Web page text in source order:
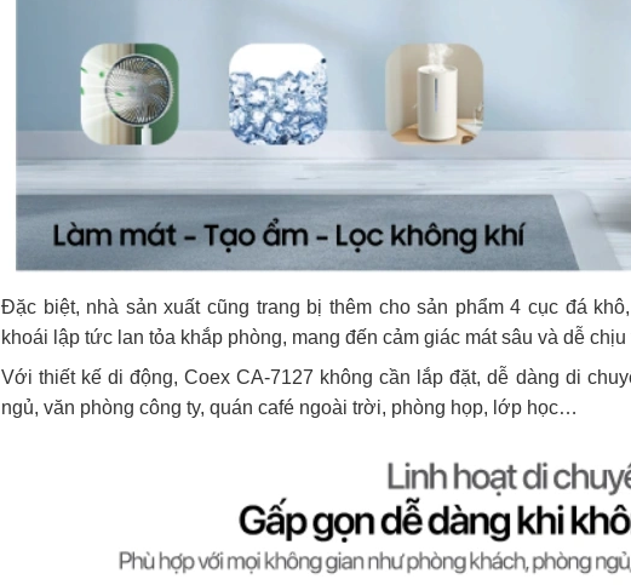
Đặc biệt, nhà sản xuất cũng trang bị thêm cho sản phẩm 4 cục đá
khoái lập tức lan tỏa khắp phòng, mang đến cảm giác mát sâu và dễ chịu
Với thiết kế di động, Coex CA-7127 không cần lắp đặt, dễ dàng di
ngủ, văn phòng công ty, quán café ngoài trời, phòng họp, lớp học…